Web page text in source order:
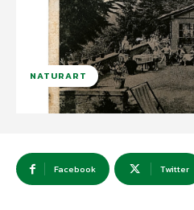
NATURART
Facebook Twitter